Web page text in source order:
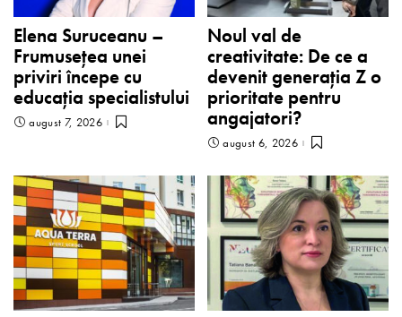
Elena Suruceanu –
Frumusețea unei
priviri începe cu
educația specialistului
august 7, 2026
Noul val de
creativitate: De ce a
devenit generația Z o
prioritate pentru
angajatori?
august 6, 2026